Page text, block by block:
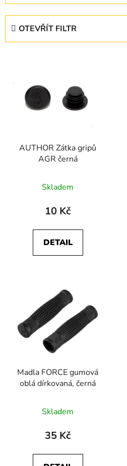
z
OTEVŘÍT FILTR
AUTHOR Zátka gripů
AGR černá
Skladem
10 Kč
DETAIL
Madla FORCE gumová
oblá dírkovaná, černá
Skladem
35 Kč